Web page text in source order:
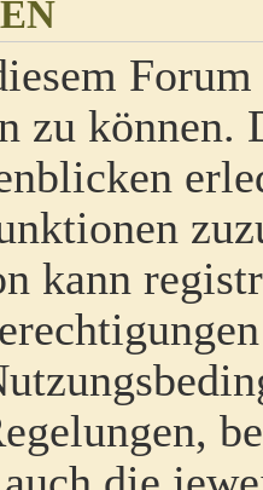
zu
kann